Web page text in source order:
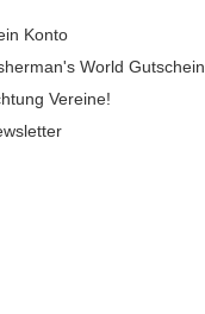
Konto
World Gutschein
Vereine!